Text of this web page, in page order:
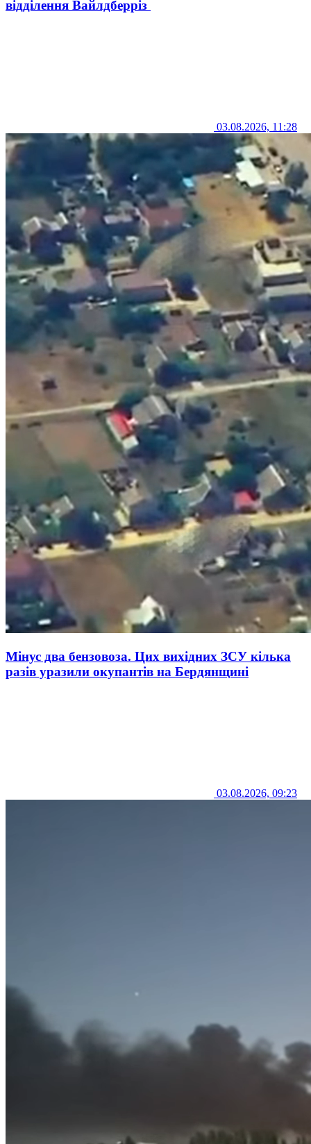
відділення Вайлдберріз
03.08.2026, 11:28
Мінус два бензовоза. Цих вихідних ЗСУ кілька
разів уразили окупантів на Бердянщині
03.08.2026, 09:23